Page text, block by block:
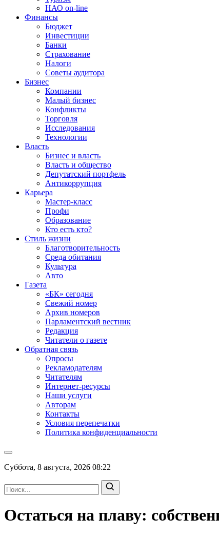
НАО on-line
Финансы
Бюджет
Инвестиции
Банки
Страхование
Налоги
Советы аудитора
Бизнес
Компании
Малый бизнес
Конфликты
Торговля
Исследования
Технологии
Власть
Бизнес и власть
Власть и общество
Депутатский портфель
Антикоррупция
Карьера
Мастер-класс
Профи
Образование
Кто есть кто?
Стиль жизни
Благотворительность
Среда обитания
Культура
Авто
Газета
«БК» сегодня
Свежий номер
Архив номеров
Парламентский вестник
Редакция
Читатели о газете
Обратная связь
Опросы
Рекламодателям
Читателям
Интернет-ресурсы
Наши услуги
Авторам
Контакты
Условия перепечатки
Политика конфиденциальности
Суббота, 8 августа, 2026 08:22
Остаться на плаву: